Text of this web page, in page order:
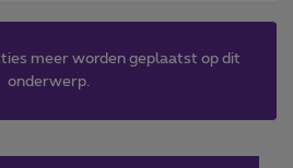
meer worden geplaatst op dit
onderwerp.